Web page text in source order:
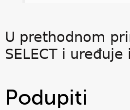
U prethodnom
SELECT i
Podupiti